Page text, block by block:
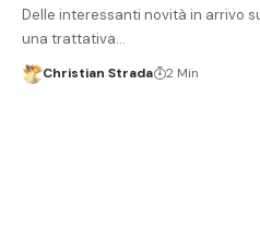
Delle interessanti novità in arrivo
una trattativa…
Christian Strada 2 Min